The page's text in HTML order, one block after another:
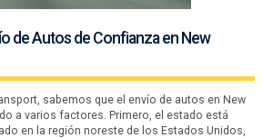
de Autos de Confianza en New
sabemos que el envío de autos en New
a varios factores. Primero, el estado está
en la región noreste de los Estados Unidos,